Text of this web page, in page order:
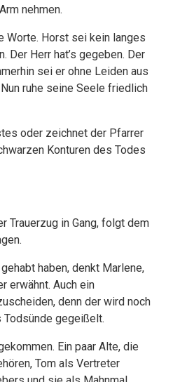
nehmen.
Worte. Horst sei kein langes
Der Herr hat’s gegeben. Der
sei er ohne Leiden aus
ruhe seine Seele friedlich
oder zeichnet der Pfarrer
Konturen des Todes
Trauerzug in Gang, folgt dem
haben, denkt Marlene,
erwähnt. Auch ein
denn der wird noch
Todsünde gegeißelt.
Ein paar Alte, die
Tom als Vertreter